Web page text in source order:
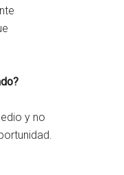
y no